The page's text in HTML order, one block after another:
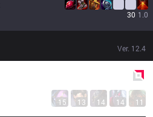
30 1.0
Ver. 12.4
15 13 14 14 11